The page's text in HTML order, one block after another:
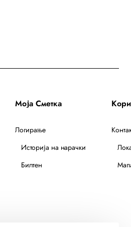
Моја Сметка
Логирање
Историја на нарачки
Билтен